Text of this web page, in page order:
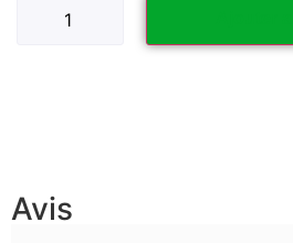
Avis